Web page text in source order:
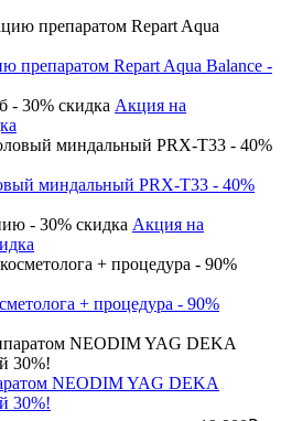
препаратом Repart Aqua Balance -
Акция на
миндальный PRX-T33 - 40%
Акция на
+ процедура - 90%
NEODIM YAG DEKA
30%!